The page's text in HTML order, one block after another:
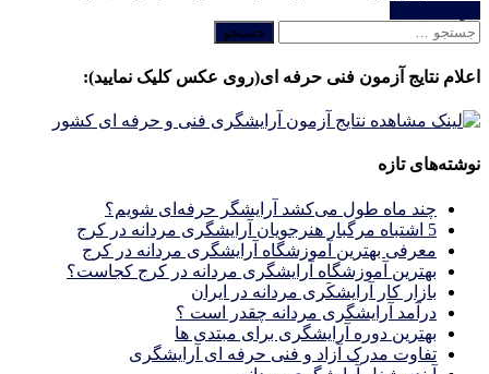
جستجو
اعلام نتایج آزمون فنی حرفه ای(روی عکس کلیک نمایید):
نوشته‌های تازه
چند ماه طول می‌کشد آرایشگر حرفه‌ای شویم؟
5 اشتباه مرگبار هنرجویان آرایشگری مردانه در کرج
معرفی بهترین آموزشگاه آرایشگری مردانه در کرج
بهترین آموزشگاه آرایشگری مردانه در کرج کجاست؟
بازار كار آرايشكَرى مردانه در ايران
درآمد آرایشگری مردانه چقدر است ؟
بهترین دوره آرایشگری برای مبتدی ها
تفاوت مدرک آزاد و فنی حرفه ای آرایشگری